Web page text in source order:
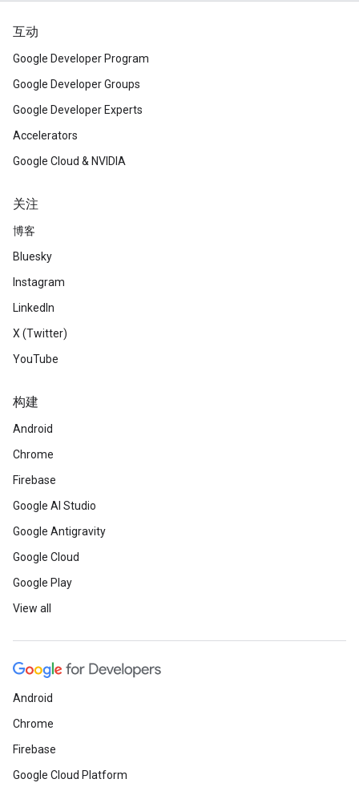
互动
Google Developer Program
Google Developer Groups
Google Developer Experts
Accelerators
Google Cloud & NVIDIA
关注
博客
Bluesky
Instagram
LinkedIn
X (Twitter)
YouTube
构建
Android
Chrome
Firebase
Google AI Studio
Google Antigravity
Google Cloud
Google Play
View all
Android
Chrome
Firebase
Google Cloud Platform